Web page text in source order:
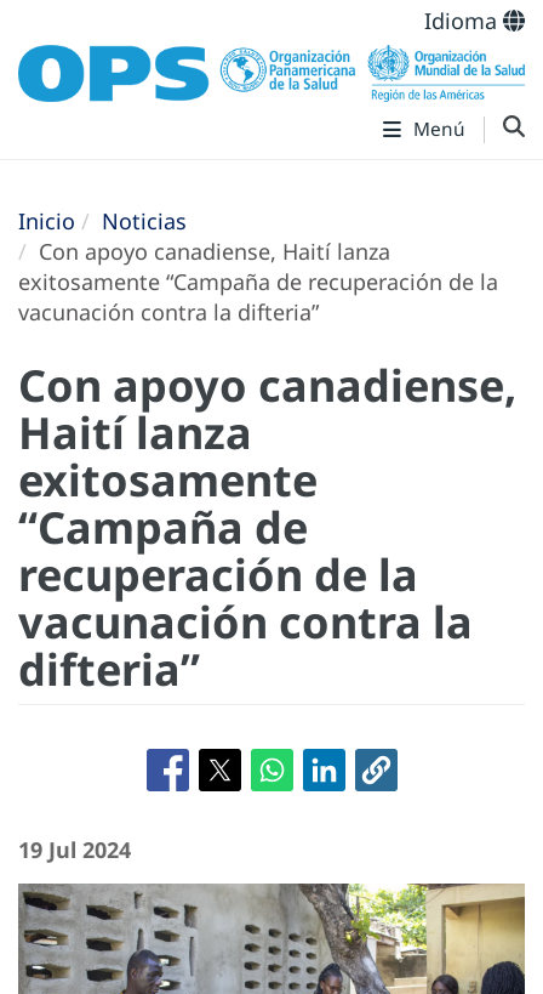
Idioma
Menú
Inicio
Noticias
Con apoyo canadiense, Haití lanza
exitosamente “Campaña de recuperación de la
vacunación contra la difteria”
Con apoyo canadiense,
Haití lanza
exitosamente
“Campaña de
recuperación de la
vacunación contra la
difteria”
19 Jul 2024